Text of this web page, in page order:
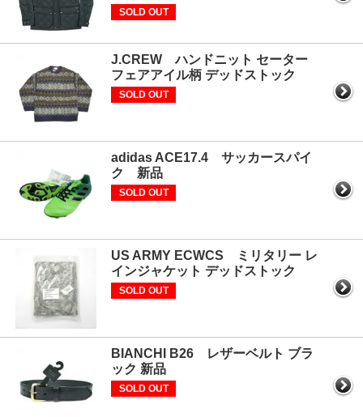
SOLD OUT
J.CREW ハンドニット セーター
フェアアイル柄 デッドストック
SOLD OUT
adidas ACE17.4 サッカースパイ
ク 新品
SOLD OUT
US ARMY ECWCS ミリタリー レ
インジャケット デッドストック
SOLD OUT
BIANCHI B26 レザーベルト ブラ
ック 新品
SOLD OUT